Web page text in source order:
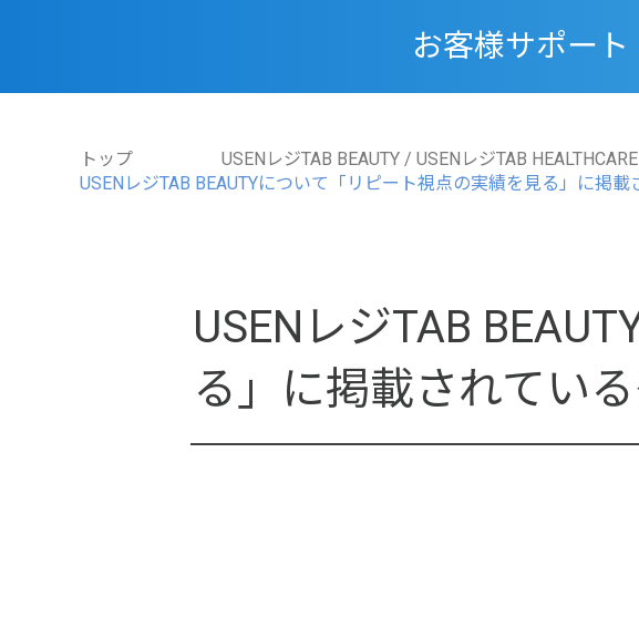
お客様サポート
トップ
USENレジTAB BEAUTY / USENレジTAB HEALTHCARE
USENレジTAB BEAUTYについて「リピート視点の実績を見る」に掲
USENレジTAB
る」に掲載されてい